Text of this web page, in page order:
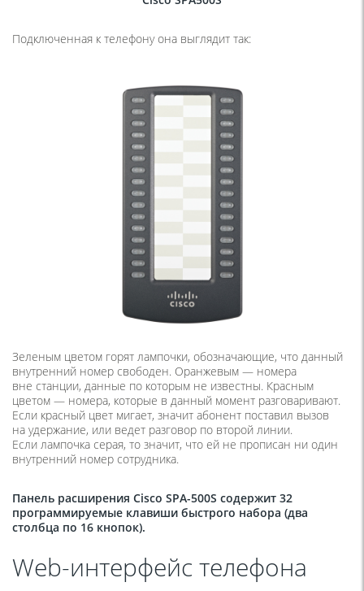
Подключенная к телефону она выглядит так:
Зеленым цветом горят лампочки, обозначающие, что данный
внутренний номер свободен. Оранжевым — номера
вне станции, данные по которым не известны. Красным
цветом — номера, которые в данный момент разговаривают.
Если красный цвет мигает, значит абонент поставил вызов
на удержание, или ведет разговор по второй линии.
Если лампочка серая, то значит, что ей не прописан ни один
внутренний номер сотрудника.
Панель расширения Cisco SPA-500S содержит 32
программируемые клавиши быстрого набора (два
столбца по 16 кнопок).
Web-интерфейс телефона